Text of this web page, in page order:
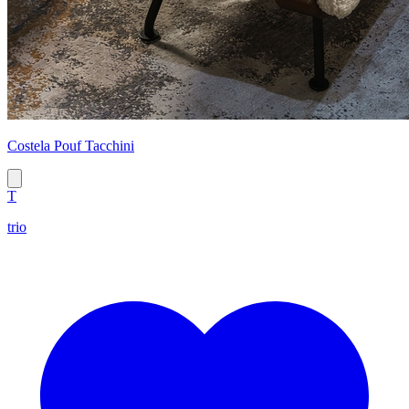
Costela Pouf Tacchini
T
trio